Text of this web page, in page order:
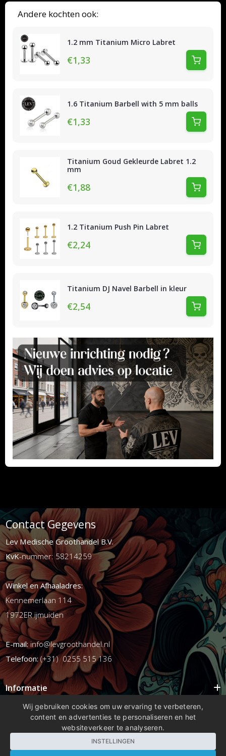
Andere kochten ook:
1.2 mm Titanium Micro Labret
€1,33
1.6 Titanium Barbell with 5 mm balls
€1,33
Titanium Goud Gekleurde Labret 1.2
mm
€1,88
1.2 Titanium Push Pin Labret
€2,24
Titanium DJ Navel Barbell in kleur
€2,54
Contact Gegevens
Lev Medische Groothandel B.V.
KvK-nummer: 58214259
Winkel en Afhaaladres:
Kennemerlaan 114
1972ER ijmuiden
E-mail:info@levgroothandel.nl
Telefoon:(+31) 0255 515 136
Informatie
Mijn account
Wij gebruiken cookies om uw ervaring te verbeteren,
content en advertenties te personaliseren en het
websiteverkeer te analyseren.
INSTELLINGEN